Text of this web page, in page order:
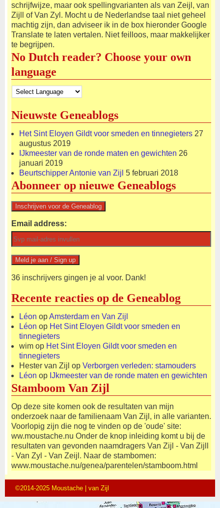
schrijfwijze, maar ook spellingvarianten als van Zeijl, van
Zijll of Van Zyl. Mocht u de Nederlandse taal niet geheel
machtig zijn, dan adviseer ik in de box hieronder Google
Translate te laten vertalen. Niet feilloos, maar makkelijker
te begrijpen.
No Dutch reader? Choose your own
language
Nieuwste Geneablogs
Het Sint Eloyen Gildt voor smeden en tinnegieters 27
augustus 2019
IJkmeester van de ronde maten en gewichten 26
januari 2019
Beurtschipper Antonie van Zijl 5 februari 2018
Abonneer op nieuwe Geneablogs
Email address:
36 inschrijvers gingen je al voor. Dank!
Recente reacties op de Geneablog
Léon opAmsterdam en Van Zijl
Léon op Het Sint Eloyen Gildt voor smeden en
tinnegieters
wim op Het Sint Eloyen Gildt voor smeden en
tinnegieters
Hester van Zijl op Verborgen verleden: stamouders
Léon op IJkmeester van de ronde maten en gewichten
Stamboom Van Zijl
Op deze site komen ook de resultaten van mijn
onderzoek naar de familienaam Van Zijl, in alle varianten.
Voorlopig zijn die nog te vinden op de 'oude' site:
ww.moustache.nu Onder de knop inleiding komt u bij de
resultaten van gevonden naamdragers Van Zijl - Van Zijll
- Van Zyl - Van Zeijl. Naar de stambomen:
www.moustache.nu/genea/parentelen/stamboom.html
©2014-2025 Moustache | van Zijl